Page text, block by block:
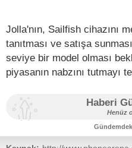
Jolla'nın, Sailfish cihazını
tanıtması ve satışa
seviye bir model olması
piyasanın nabzını tutmayı
Haberi
Henüz